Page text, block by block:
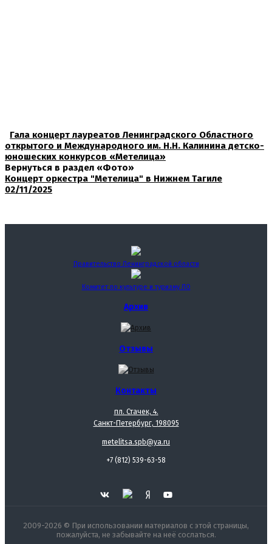
Гала концерт лауреатов Ленинградского Областного
открытого и Международного им. Н.Н. Калинина детско-
юношеских конкурсов «Метелица»
Вернуться в раздел «Фото»
Концерт оркестра "Метелица" в Нижнем Tагиле
02/11/2025
Правительство Ленинградской области
Комитет по культуре и туризму ЛО
Архив
Отзывы
Контакты
пл. Стачек, 4.
Санкт-Петербург, 198095
metelitsa.spb@ya.ru
+7 (812) 539-63-58
2009-2026 © При использовании материалов с этой страницы,
пожалуйста, не забывайте на неё сослаться.